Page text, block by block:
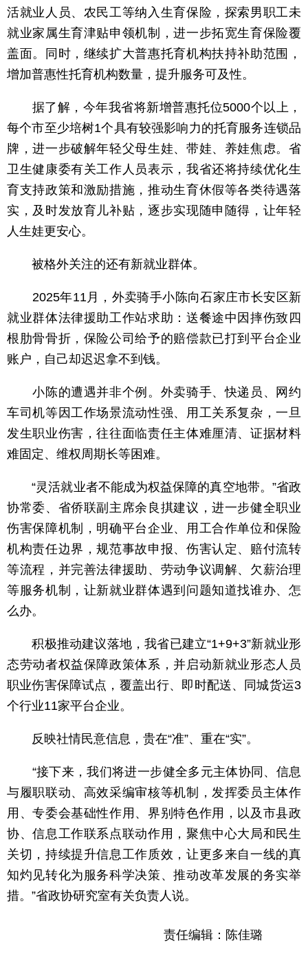
活就业人员、农民工等纳入生育保险，探索男职工未
就业家属生育津贴申领机制，进一步拓宽生育保险覆
盖面。同时，继续扩大普惠托育机构扶持补助范围，
增加普惠性托育机构数量，提升服务可及性。
据了解，今年我省将新增普惠托位5000个以上，
每个市至少培树1个具有较强影响力的托育服务连锁品
牌，进一步破解年轻父母生娃、带娃、养娃焦虑。省
卫生健康委有关工作人员表示，我省还将持续优化生
育支持政策和激励措施，推动生育休假等各类待遇落
实，及时发放育儿补贴，逐步实现随申随得，让年轻
人生娃更安心。
被格外关注的还有新就业群体。
2025年11月，外卖骑手小陈向石家庄市长安区新
就业群体法律援助工作站求助：送餐途中因摔伤致四
根肋骨骨折，保险公司给予的赔偿款已打到平台企业
账户，自己却迟迟拿不到钱。
小陈的遭遇并非个例。外卖骑手、快递员、网约
车司机等因工作场景流动性强、用工关系复杂，一旦
发生职业伤害，往往面临责任主体难厘清、证据材料
难固定、维权周期长等困难。
“灵活就业者不能成为权益保障的真空地带。”省政
协常委、省侨联副主席余良掑建议，进一步健全职业
伤害保障机制，明确平台企业、用工合作单位和保险
机构责任边界，规范事故申报、伤害认定、赔付流转
等流程，并完善法律援助、劳动争议调解、欠薪治理
等服务机制，让新就业群体遇到问题知道找谁办、怎
么办。
积极推动建议落地，我省已建立“1+9+3”新就业形
态劳动者权益保障政策体系，并启动新就业形态人员
职业伤害保障试点，覆盖出行、即时配送、同城货运3
个行业11家平台企业。
反映社情民意信息，贵在“准”、重在“实”。
“接下来，我们将进一步健全多元主体协同、信息
与履职联动、高效采编审核等机制，发挥委员主体作
用、专委会基础性作用、界别特色作用，以及市县政
协、信息工作联系点联动作用，聚焦中心大局和民生
关切，持续提升信息工作质效，让更多来自一线的真
知灼见转化为服务科学决策、推动改革发展的务实举
措。”省政协研究室有关负责人说。
责任编辑：陈佳璐